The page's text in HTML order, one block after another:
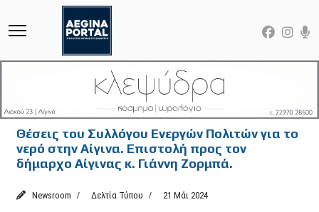
Θέσεις του Συλλόγου Ενεργών Πολιτών για το
νερό στην Αίγινα. Επιστολή προς τον
δήμαρχο Αίγινας κ. Γιάννη Ζορμπά.
Newsroom Δελτία Τύπου 21 Μάι 2024